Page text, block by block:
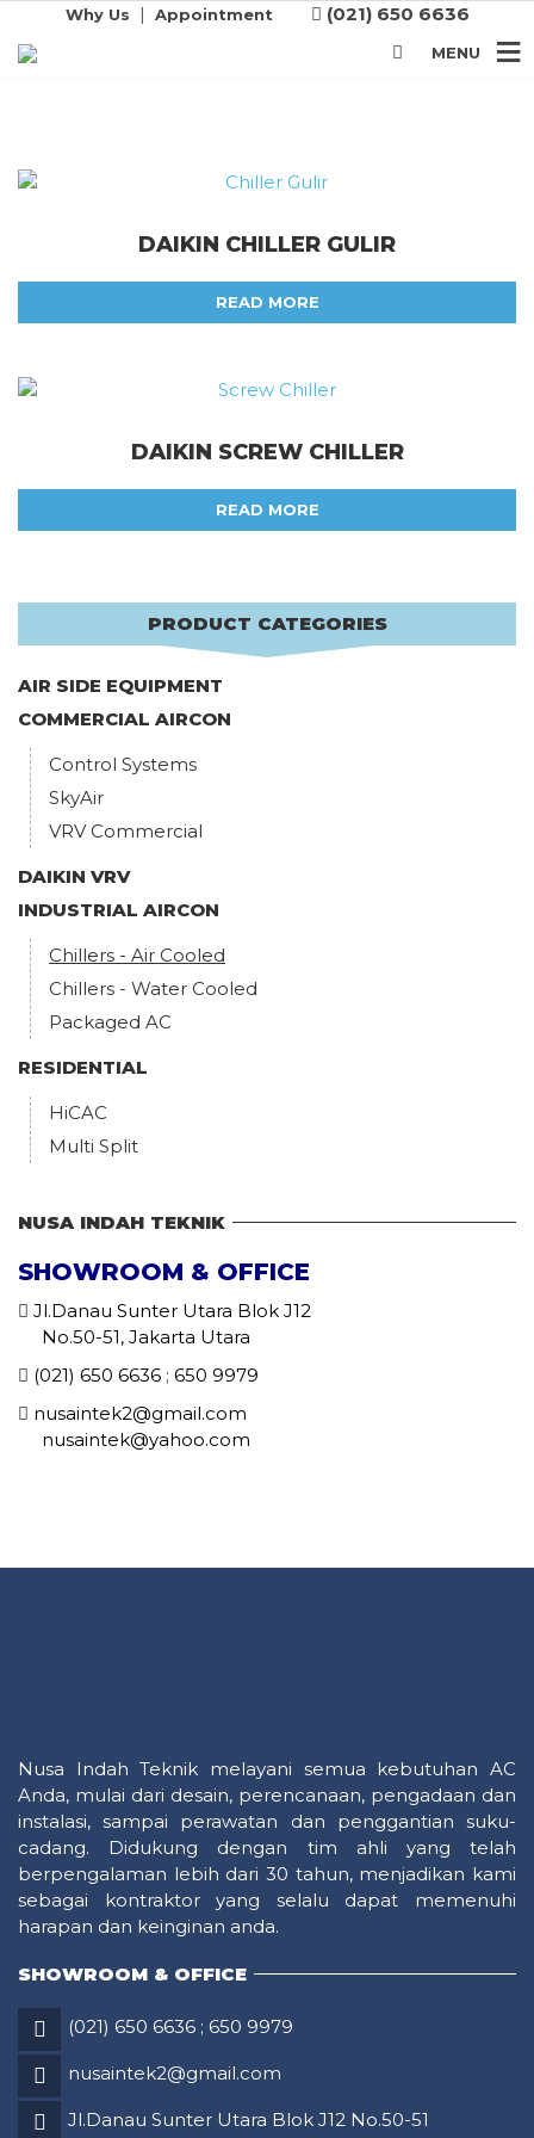
Why Us | Appointment (021) 650 6636
MENU
DAIKIN CHILLER GULIR
READ MORE
DAIKIN SCREW CHILLER
READ MORE
PRODUCT CATEGORIES
AIR SIDE EQUIPMENT
COMMERCIAL AIRCON
Control Systems
SkyAir
VRV Commercial
DAIKIN VRV
INDUSTRIAL AIRCON
Chillers - Air Cooled
Chillers - Water Cooled
Packaged AC
RESIDENTIAL
HiCAC
Multi Split
NUSA INDAH TEKNIK
SHOWROOM & OFFICE
Jl.Danau Sunter Utara Blok J12
No.50-51, Jakarta Utara
(021) 650 6636 ; 650 9979
nusaintek2@gmail.com
nusaintek@yahoo.com
Nusa Indah Teknik melayani semua kebutuhan AC
Anda, mulai dari desain, perencanaan, pengadaan dan
instalasi, sampai perawatan dan penggantian suku-
cadang. Didukung dengan tim ahli yang telah
berpengalaman lebih dari 30 tahun, menjadikan kami
sebagai kontraktor yang selalu dapat memenuhi
harapan dan keinginan anda.
SHOWROOM & OFFICE
(021) 650 6636 ; 650 9979
nusaintek2@gmail.com
Jl.Danau Sunter Utara Blok J12 No.50-51